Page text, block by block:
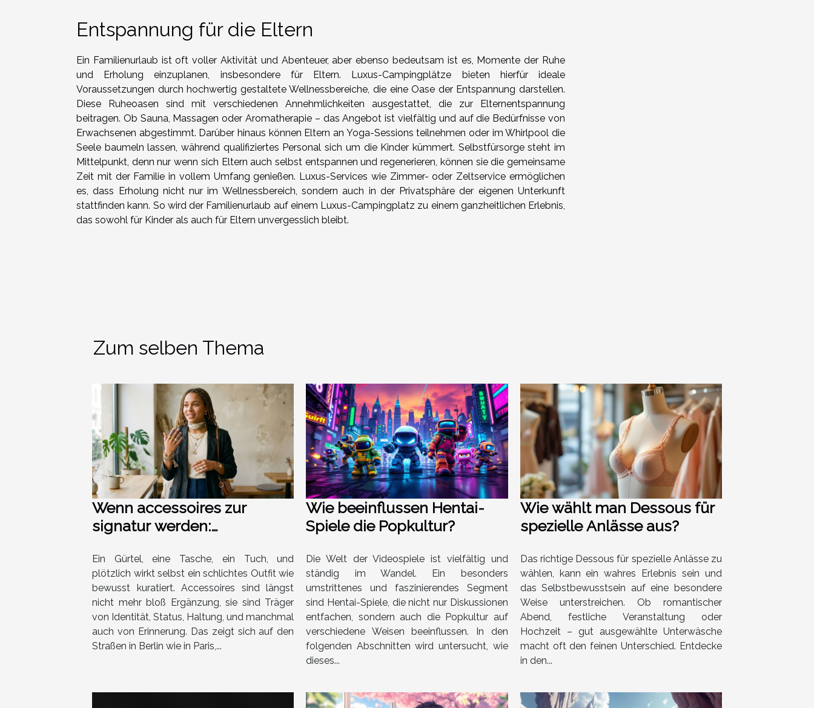
Entspannung für die Eltern
Ein Familienurlaub ist oft voller Aktivität und Abenteuer, aber ebenso bedeutsam ist es, Momente der Ruhe
und Erholung einzuplanen, insbesondere für Eltern. Luxus-Campingplätze bieten hierfür ideale
Voraussetzungen durch hochwertig gestaltete Wellnessbereiche, die eine Oase der Entspannung darstellen.
Diese Ruheoasen sind mit verschiedenen Annehmlichkeiten ausgestattet, die zur Elternentspannung
beitragen. Ob Sauna, Massagen oder Aromatherapie – das Angebot ist vielfältig und auf die Bedürfnisse von
Erwachsenen abgestimmt. Darüber hinaus können Eltern an Yoga-Sessions teilnehmen oder im Whirlpool die
Seele baumeln lassen, während qualifiziertes Personal sich um die Kinder kümmert. Selbstfürsorge steht im
Mittelpunkt, denn nur wenn sich Eltern auch selbst entspannen und regenerieren, können sie die gemeinsame
Zeit mit der Familie in vollem Umfang genießen. Luxus-Services wie Zimmer- oder Zeltservice ermöglichen
es, dass Erholung nicht nur im Wellnessbereich, sondern auch in der Privatsphäre der eigenen Unterkunft
stattfinden kann. So wird der Familienurlaub auf einem Luxus-Campingplatz zu einem ganzheitlichen Erlebnis,
das sowohl für Kinder als auch für Eltern unvergesslich bleibt.
Zum selben Thema
Wenn accessoires zur
signatur werden:
outfit
Ein Gürtel, eine Tasche, ein Tuch, und
plötzlich wirkt selbst ein schlichtes Outfit wie
bewusst kuratiert. Accessoires sind längst
nicht mehr bloß Ergänzung, sie sind Träger
von Identität, Status, Haltung, und manchmal
auch von Erinnerung. Das zeigt sich auf den
Straßen in Berlin wie in Paris,...
Wie beeinflussen Hentai-
Spiele die Popkultur?
Die Welt der Videospiele ist vielfältig und
ständig im Wandel. Ein besonders
umstrittenes und faszinierendes Segment
sind Hentai-Spiele, die nicht nur Diskussionen
entfachen, sondern auch die Popkultur auf
verschiedene Weisen beeinflussen. In den
folgenden Abschnitten wird untersucht, wie
dieses...
Wie wählt man Dessous für
spezielle Anlässe aus?
Das richtige Dessous für spezielle Anlässe zu
wählen, kann ein wahres Erlebnis sein und
das Selbstbewusstsein auf eine besondere
Weise unterstreichen. Ob romantischer
Abend, festliche Veranstaltung oder
Hochzeit – gut ausgewählte Unterwäsche
macht oft den feinen Unterschied. Entdecke
in den...